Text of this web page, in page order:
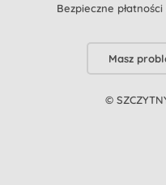
Bezpieczne
Masz
©